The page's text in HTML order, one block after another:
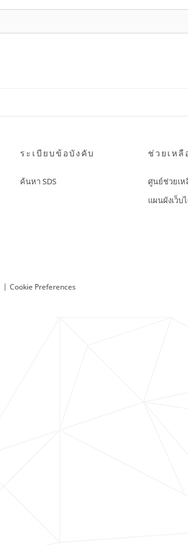
ระเบียบข้อบังคับ
ค้นหา SDS
ช่วยเหลื
ศูนย์ช่วยเห
แผนผังเว็บ
| Cookie Preferences